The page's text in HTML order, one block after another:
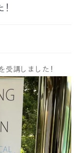
受講しました！